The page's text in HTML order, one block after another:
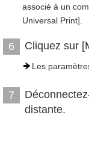
associé à un
Universal Print].
6 Cliquez sur
Les
7
distante.